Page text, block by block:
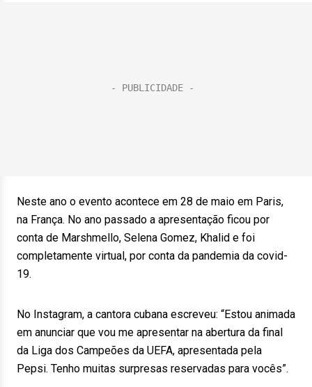
Neste ano o evento acontece em 28 de maio em Paris,
na França. No ano passado a apresentação ficou por
conta de Marshmello, Selena Gomez, Khalid e foi
completamente virtual, por conta da pandemia da covid-
19.
No Instagram, a cantora cubana escreveu: “Estou animada
em anunciar que vou me apresentar na abertura da final
da Liga dos Campeões da UEFA, apresentada pela
Pepsi. Tenho muitas surpresas reservadas para vocês”.